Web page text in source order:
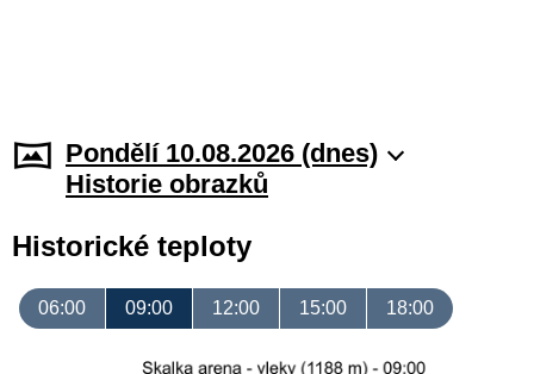
Pondělí 10.08.2026 (dnes)
Historie obrazků
Historické teploty
06:00 09:00 12:00 15:00 18:00